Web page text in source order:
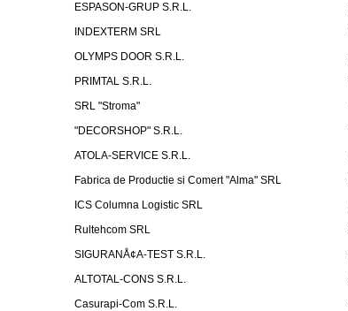
ESPASON-GRUP S.R.L.
INDEXTERM SRL
OLYMPS DOOR S.R.L.
PRIMTAL S.R.L.
SRL "Stroma"
"DECORSHOP" S.R.L.
ATOLA-SERVICE S.R.L.
Fabrica de Productie si Comert "Alma" SRL
ICS Columna Logistic SRL
Rultehcom SRL
SIGURANÅ¢A-TEST S.R.L.
ALTOTAL-CONS S.R.L.
Casurapi-Com S.R.L.